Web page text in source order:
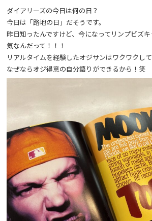
ダイアリーズの今日は何の日？
今日は「路地の日」だそうです。
昨日知ったんですけど、今になってリンプビズキ
気なんだって！！！
リアルタイムを経験したオジサンはワクワクして
なぜならオジ得意の自分語りができるから！笑